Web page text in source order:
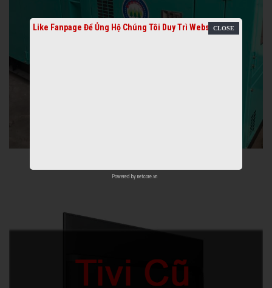
Like Fanpage Để Ủng Hộ Chúng Tôi Duy Trì Website
Powered by netcore.vn